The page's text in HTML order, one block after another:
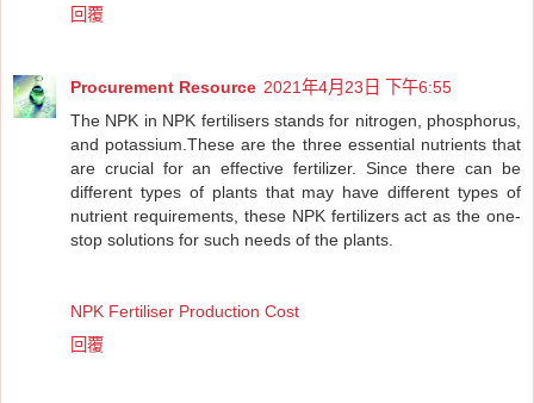
回覆
Procurement Resource 2021年4月23日 下午6:55
The NPK in NPK fertilisers stands for nitrogen, phosphorus,
and potassium.These are the three essential nutrients that
are crucial for an effective fertilizer. Since there can be
different types of plants that may have different types of
nutrient requirements, these NPK fertilizers act as the one-
stop solutions for such needs of the plants.
NPK Fertiliser Production Cost
回覆